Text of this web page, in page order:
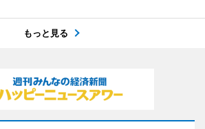
もっと見る